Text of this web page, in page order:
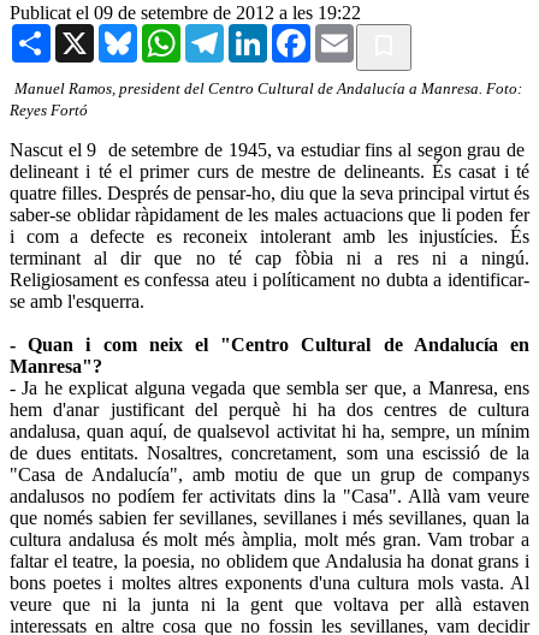
Publicat el 09 de setembre de 2012 a les 19:22
Share X BlueskyWhatsAppTelegramLinkedInFacebook
Email
Manuel Ramos, president del Centro Cultural de Andalucía a Manresa. Foto:
Reyes Fortó
Nascut el 9 de setembre de 1945, va estudiar fins al segon grau de
delineant i té el primer curs de mestre de delineants. És casat i té
quatre filles. Després de pensar-ho, diu que la seva principal virtut és
saber-se oblidar ràpidament de les males actuacions que li poden fer
i com a defecte es reconeix intolerant amb les injustícies. És
terminant al dir que no té cap fòbia ni a res ni a ningú.
Religiosament es confessa ateu i políticament no dubta a identificar-
se amb l'esquerra.
- Quan i com neix el "Centro Cultural de Andalucía en
Manresa"?
- Ja he explicat alguna vegada que sembla ser que, a Manresa, ens
hem d'anar justificant del perquè hi ha dos centres de cultura
andalusa, quan aquí, de qualsevol activitat hi ha, sempre, un mínim
de dues entitats. Nosaltres, concretament, som una escissió de la
"Casa de Andalucía", amb motiu de que un grup de companys
andalusos no podíem fer activitats dins la "Casa". Allà vam veure
que només sabien fer sevillanes, sevillanes i més sevillanes, quan la
cultura andalusa és molt més àmplia, molt més gran. Vam trobar a
faltar el teatre, la poesia, no oblidem que Andalusia ha donat grans i
bons poetes i moltes altres exponents d'una cultura mols vasta. Al
veure que ni la junta ni la gent que voltava per allà estaven
interessats en altre cosa que no fossin les sevillanes, vam decidir